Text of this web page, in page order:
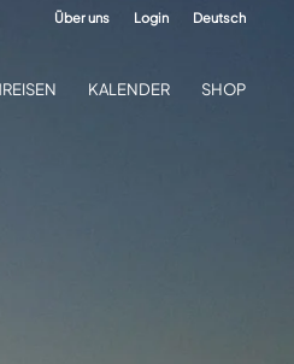
Über uns Login Deutsch
KALENDER SHOP